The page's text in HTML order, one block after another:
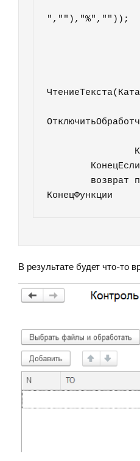
",""),"%",""));
СтрокаJson =
В результате будет что-то